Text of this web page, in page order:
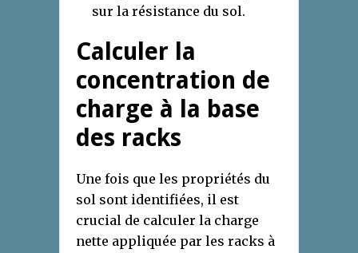
sur la résistance du sol.
Calculer la
concentration de
charge à la base
des racks
Une fois que les propriétés du
sol sont identifiées, il est
crucial de calculer la charge
nette appliquée par les racks à